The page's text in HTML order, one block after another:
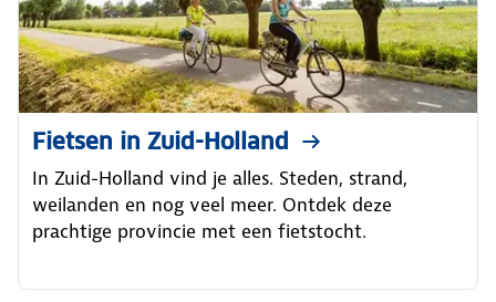
Fietsen in Zuid-Holland
In Zuid-Holland vind je alles. Steden, strand,
weilanden en nog veel meer. Ontdek deze
prachtige provincie met een fietstocht.